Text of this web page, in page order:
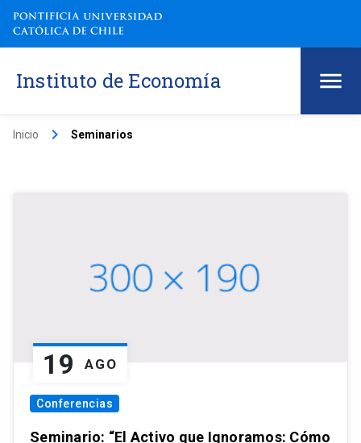
Instituto de Economía
Inicio keyboard_arrow_right Seminarios
19 AGO
Conferencias
Seminario: “El Activo que Ignoramos: Cómo